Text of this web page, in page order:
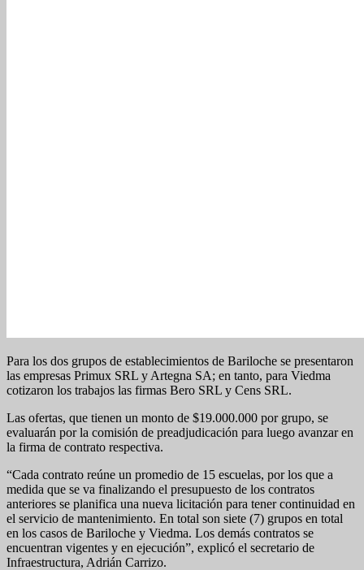
Para los dos grupos de establecimientos de Bariloche se presentaron
las empresas Primux SRL y Artegna SA; en tanto, para Viedma
cotizaron los trabajos las firmas Bero SRL y Cens SRL.
Las ofertas, que tienen un monto de $19.000.000 por grupo, se
evaluarán por la comisión de preadjudicación para luego avanzar en
la firma de contrato respectiva.
“Cada contrato reúne un promedio de 15 escuelas, por los que a
medida que se va finalizando el presupuesto de los contratos
anteriores se planifica una nueva licitación para tener continuidad en
el servicio de mantenimiento. En total son siete (7) grupos en total
en los casos de Bariloche y Viedma. Los demás contratos se
encuentran vigentes y en ejecución”, explicó el secretario de
Infraestructura, Adrián Carrizo.